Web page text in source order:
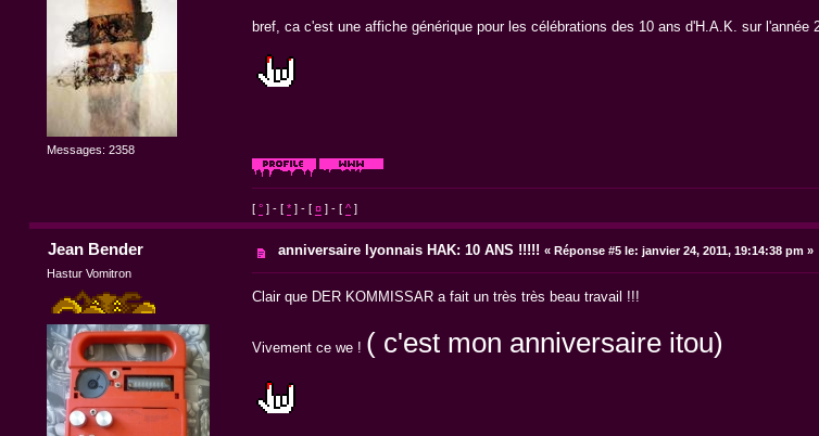
Messages: 2358
bref, ca c'est une affiche générique pour les célébrations des 10 ans d'H.A.K. sur
[ °] - [ *] - [ ¤] - [ ^]
Jean Bender
Hastur Vomitron
anniversaire lyonnais HAK: 10 ANS !!!!! « Réponse #5 le: janvier 24, 2011, 19:14:38 pm »
Clair que DER KOMMISSAR a fait un très très beau travail !!!
Vivement ce we ! ( c'est mon anniversaire itou)